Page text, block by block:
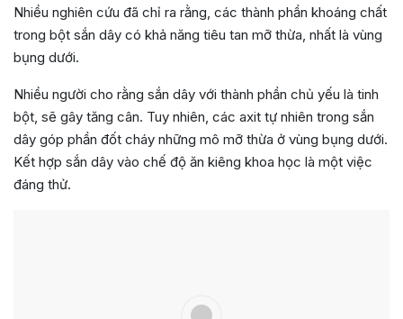
Nhiều nghiên cứu đã chỉ ra rằng, các thành phần khoáng chất
trong bột sắn dây có khả năng tiêu tan mỡ thừa, nhất là vùng
bụng dưới.
Nhiều người cho rằng sắn dây với thành phần chủ yếu là tinh
bột, sẽ gây tăng cân. Tuy nhiên, các axit tự nhiên trong sắn
dây góp phần đốt cháy những mô mỡ thừa ở vùng bụng dưới.
Kết hợp sắn dây vào chế độ ăn kiêng khoa học là một việc
đáng thử.